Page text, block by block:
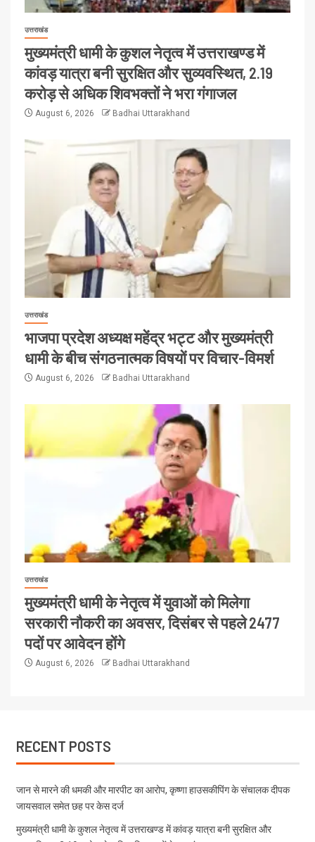
उत्तराखंड
मुख्यमंत्री धामी के कुशल नेतृत्व में उत्तराखण्ड में
कांवड़ यात्रा बनी सुरक्षित और सुव्यवस्थित, 2.19
करोड़ से अधिक शिवभक्तों ने भरा गंगाजल
August 6, 2026 Badhai Uttarakhand
उत्तराखंड
भाजपा प्रदेश अध्यक्ष महेंद्र भट्ट और मुख्यमंत्री
धामी के बीच संगठनात्मक विषयों पर विचार-विमर्श
August 6, 2026 Badhai Uttarakhand
उत्तराखंड
मुख्यमंत्री धामी के नेतृत्व में युवाओं को मिलेगा
सरकारी नौकरी का अवसर, दिसंबर से पहले 2477
पदों पर आवेदन होंगे
August 6, 2026 Badhai Uttarakhand
RECENT POSTS
जान से मारने की धमकी और मारपीट का आरोप, कृष्णा हाउसकीपिंग के संचालक दीपक
जायसवाल समेत छह पर केस दर्ज
मुख्यमंत्री धामी के कुशल नेतृत्व में उत्तराखण्ड में कांवड़ यात्रा बनी सुरक्षित और